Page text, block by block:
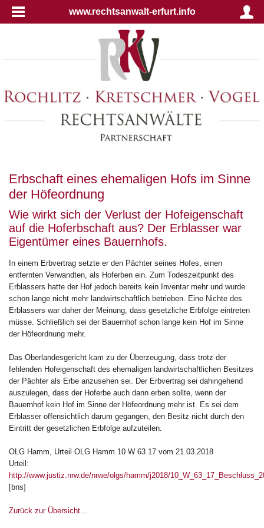
www.rechtsanwalt-erfurt.info
Erbschaft eines ehemaligen Hofs im Sinne
der Höfeordnung
Wie wirkt sich der Verlust der Hofeigenschaft
auf die Hoferbschaft aus? Der Erblasser war
Eigentümer eines Bauernhofs.
In einem Erbvertrag setzte er den Pächter seines Hofes, einen
entfernten Verwandten, als Hoferben ein. Zum Todeszeitpunkt des
Erblassers hatte der Hof jedoch bereits kein Inventar mehr und wurde
schon lange nicht mehr landwirtschaftlich betrieben. Eine Nichte des
Erblassers war daher der Meinung, dass gesetzliche Erbfolge eintreten
müsse. Schließlich sei der Bauernhof schon lange kein Hof im Sinne
der Höfeordnung mehr.
Das Oberlandesgericht kam zu der Überzeugung, dass trotz der
fehlenden Hofeigenschaft des ehemaligen landwirtschaftlichen Besitzes
der Pächter als Erbe anzusehen sei. Der Erbvertrag sei dahingehend
auszulegen, dass der Hoferbe auch dann erben sollte, wenn der
Bauernhof kein Hof im Sinne der Höfeordnung mehr ist. Es sei dem
Erblasser offensichtlich darum gegangen, den Besitz nicht durch den
Eintritt der gesetzlichen Erbfolge aufzuteilen.
OLG Hamm, Urteil OLG Hamm 10 W 63 17 vom 21.03.2018
Urteil:
http://www.justiz.nrw.de/nrwe/olgs/hamm/j2018/
[bns]
Zurück zur Übersicht...